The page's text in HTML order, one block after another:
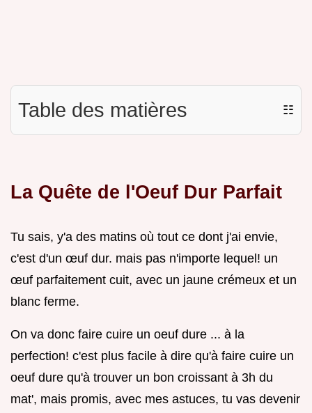
Table des matières ☷
La Quête de l'Oeuf Dur Parfait
Tu sais, y'a des matins où tout ce dont j'ai envie,
c'est d'un œuf dur. mais pas n'importe lequel! un
œuf parfaitement cuit, avec un jaune crémeux et un
blanc ferme.
On va donc faire cuire un oeuf dure ... à la
perfection! c'est plus facile à dire qu'à faire cuire un
oeuf dure qu'à trouver un bon croissant à 3h du
mat', mais promis, avec mes astuces, tu vas devenir